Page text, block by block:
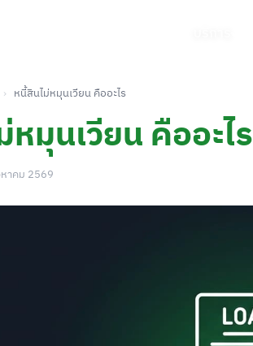
› หนี้สินไม่หมุนเวียน คืออะไร
มุนเวียน คืออะไร
าคม 2569